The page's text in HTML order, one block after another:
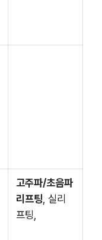
고주파/초음파
리프팅, 실리
프팅,